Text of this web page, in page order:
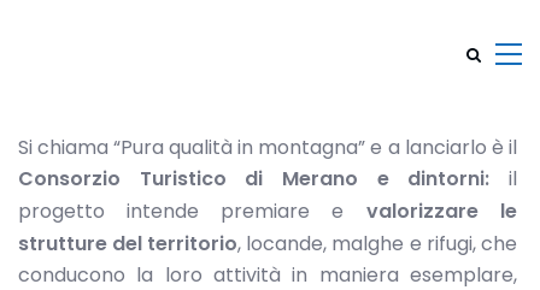
Si chiama “Pura qualità in montagna” e a lanciarlo è il
Consorzio Turistico di Merano e dintorni: il
progetto intende premiare e valorizzare le
strutture del territorio, locande, malghe e rifugi, che
conducono la loro attività in maniera esemplare,